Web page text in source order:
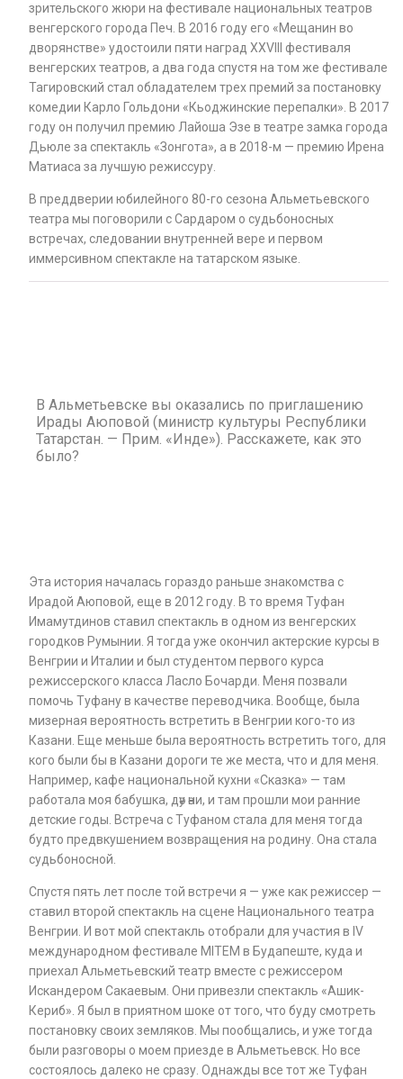
зрительского жюри на фестивале национальных театров
венгерского города Печ. В 2016 году его «Мещанин во
дворянстве» удостоили пяти наград XXVIII фестиваля
венгерских театров, а два года спустя на том же фестивале
Тагировский стал обладателем трех премий за постановку
комедии Карло Гольдони «Кьоджинские перепалки». В 2017
году он получил премию Лайоша Эзе в театре замка города
Дьюле за спектакль «Зонгота», а в 2018-м — премию Ирена
Матиаса за лучшую режиссуру.
В преддверии юбилейного 80-го сезона Альметьевского
театра мы поговорили с Сардаром о судьбоносных
встречах, следовании внутренней вере и первом
иммерсивном спектакле на татарском языке.
В Альметьевске вы оказались по приглашению
Ирады Аюповой (министр культуры Республики
Татарстан. — Прим. «Инде»). Расскажете, как это
было?
Эта история началась гораздо раньше знакомства с
Ирадой Аюповой, еще в 2012 году. В то время Туфан
Имамутдинов ставил спектакль в одном из венгерских
городков Румынии. Я тогда уже окончил актерские курсы в
Венгрии и Италии и был студентом первого курса
режиссерского класса Ласло Бочарди. Меня позвали
помочь Туфану в качестве переводчика. Вообще, была
мизерная вероятность встретить в Венгрии кого-то из
Казани. Еще меньше была вероятность встретить того, для
кого были бы в Казани дороги те же места, что и для меня.
Например, кафе национальной кухни «Сказка» — там
работала моя бабушка, дәу әни, и там прошли мои ранние
детские годы. Встреча с Туфаном стала для меня тогда
будто предвкушением возвращения на родину. Она стала
судьбоносной.
Спустя пять лет после той встречи я — уже как режиссер —
ставил второй спектакль на сцене Национального театра
Венгрии. И вот мой спектакль отобрали для участия в IV
международном фестивале MITEM в Будапеште, куда и
приехал Альметьевский театр вместе с режиссером
Искандером Сакаевым. Они привезли спектакль «Ашик-
Кериб». Я был в приятном шоке от того, что буду смотреть
постановку своих земляков. Мы пообщались, и уже тогда
были разговоры о моем приезде в Альметьевск. Но все
состоялось далеко не сразу. Однажды все тот же Туфан